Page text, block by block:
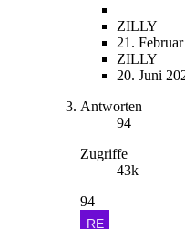
ZILLY
21.
ZILLY
20. Juni
Antworten
94
Zugriffe
43k
94